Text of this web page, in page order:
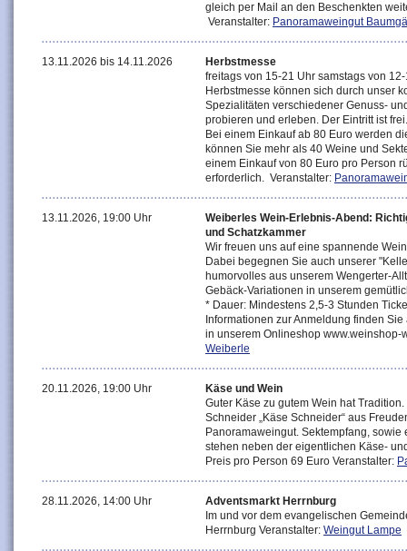
gleich per Mail an den Beschenkten
Veranstalter: Panoramaweingut
13.11.2026 bis 14.11.2026
Herbstmesse
freitags von 15-21 Uhr samstags von
Herbstmesse können sich durch unser
Spezialitäten verschiedener Genuss-
probieren und erleben. Der Eintritt ist
Bei einem Einkauf ab 80 Euro werden
können Sie mehr als 40 Weine und
einem Einkauf von 80 Euro pro Person
erforderlich. Veranstalter:
13.11.2026, 19:00 Uhr
Weiberles Wein-Erlebnis-Abend:
und Schatzkammer
Wir freuen uns auf eine spannende
Dabei begegnen Sie auch unserer
humorvolles aus unserem Wengerter-
Gebäck-Variationen in unserem
* Dauer: Mindestens 2,5-3 Stunden
Informationen zur Anmeldung finden
in unserem Onlineshop
Weiberle
20.11.2026, 19:00 Uhr
Käse und Wein
Guter Käse zu gutem Wein hat
Schneider „Käse Schneider“ aus
Panoramaweingut. Sektempfang,
stehen neben der eigentlichen Käse-
Preis pro Person 69 Euro Veranstalter:
28.11.2026, 14:00 Uhr
Adventsmarkt Herrnburg
Im und vor dem evangelischen
Herrnburg Veranstalter: Weingut Lampe